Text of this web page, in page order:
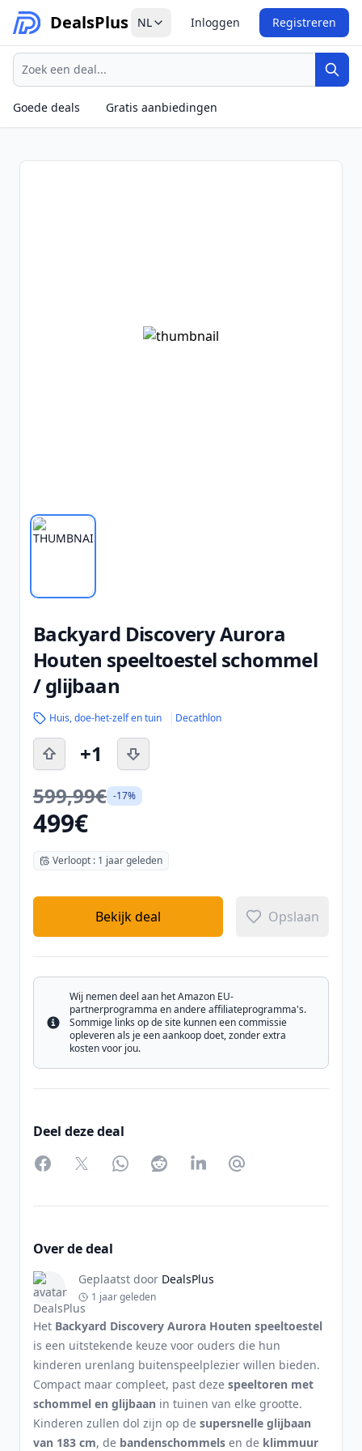
DealsPlus NL Inloggen Registreren
Zoeken
Goede deals
Gratis aanbiedingen
Backyard Discovery Aurora
Houten speeltoestel schommel
/ glijbaan
Huis, doe-het-zelf en tuin Decathlon
+1
599,99€ -17%
499€
Verloopt : 1 jaar geleden
Bekijk deal Opslaan
Info
Wij nemen deel aan het Amazon EU-
partnerprogramma en andere affiliateprogramma's.
Sommige links op de site kunnen een commissie
opleveren als je een aankoop doet, zonder extra
kosten voor jou.
Deel deze deal
FacebookTwitterWhatsAppRedditLinkedInPartager par Email
Over de deal
Geplaatst door DealsPlus
1 jaar geleden
Het Backyard Discovery Aurora Houten speeltoestel
is een uitstekende keuze voor ouders die hun
kinderen urenlang buitenspeelplezier willen bieden.
Compact maar compleet, past deze speeltoren met
schommel en glijbaan in tuinen van elke grootte.
Kinderen zullen dol zijn op de supersnelle glijbaan
van 183 cm, de bandenschommels en de klimmuur